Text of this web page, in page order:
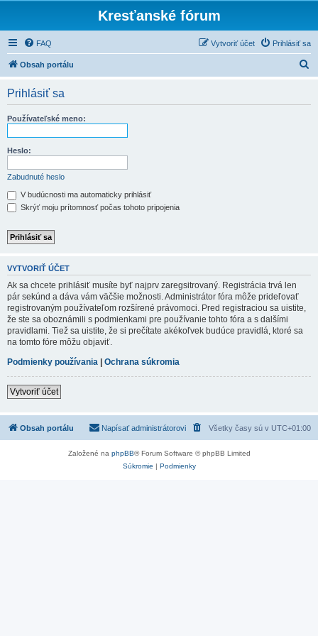
Kresťanské fórum
FAQ Prihlásiť sa
Vytvoriť účet
Obsah portálu
Prihlásiť sa
Používateľské meno:
Heslo:
Zabudnuté heslo
V budúcnosti ma automaticky prihlásiť
Skrýť moju prítomnosť počas tohoto pripojenia
VYTVORIŤ ÚČET
Ak sa chcete prihlásiť musíte byť najprv zaregsitrovaný. Registrácia trvá len
pár sekúnd a dáva vám väčšie možnosti. Administrátor fóra môže prideľovať
registrovaným používateľom rozšírené právomoci. Pred registraciou sa uistite,
že ste sa oboznámili s podmienkami pre používanie tohto fóra a s dalšími
pravidlami. Tiež sa uistite, že si prečítate akékoľvek budúce pravidlá, ktoré sa
na tomto fóre môžu objaviť.
Podmienky používania | Ochrana súkromia
Vytvoriť účet
Obsah portálu Všetky časy sú v UTC+01:00
Napísať administrátorovi
Založené na phpBB® Forum Software © phpBB Limited
Súkromie | Podmienky